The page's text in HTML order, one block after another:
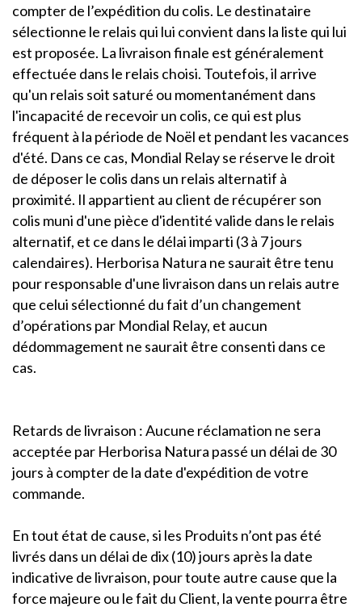
compter de l’expédition du colis. Le destinataire
sélectionne le relais qui lui convient dans la liste qui lui
est proposée. La livraison finale est généralement
effectuée dans le relais choisi. Toutefois, il arrive
qu'un relais soit saturé ou momentanément dans
l'incapacité de recevoir un colis, ce qui est plus
fréquent à la période de Noël et pendant les vacances
d'été. Dans ce cas, Mondial Relay se réserve le droit
de déposer le colis dans un relais alternatif à
proximité. Il appartient au client de récupérer son
colis muni d'une pièce d'identité valide dans le relais
alternatif, et ce dans le délai imparti (3 à 7 jours
calendaires). Herborisa Natura ne saurait être tenu
pour responsable d'une livraison dans un relais autre
que celui sélectionné du fait d’un changement
d’opérations par Mondial Relay, et aucun
dédommagement ne saurait être consenti dans ce
cas.
Retards de livraison : Aucune réclamation ne sera
acceptée par Herborisa Natura passé un délai de 30
jours à compter de la date d'expédition de votre
commande.
En tout état de cause, si les Produits n’ont pas été
livrés dans un délai de dix (10) jours après la date
indicative de livraison, pour toute autre cause que la
force majeure ou le fait du Client, la vente pourra être